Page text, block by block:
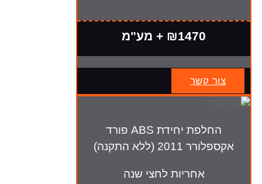
₪1470 + מע"מ
צור קשר
החלפת יחידת ABS פורד
אקספלורר 2011 (ללא התקנה)
אחריות לחצי שנה